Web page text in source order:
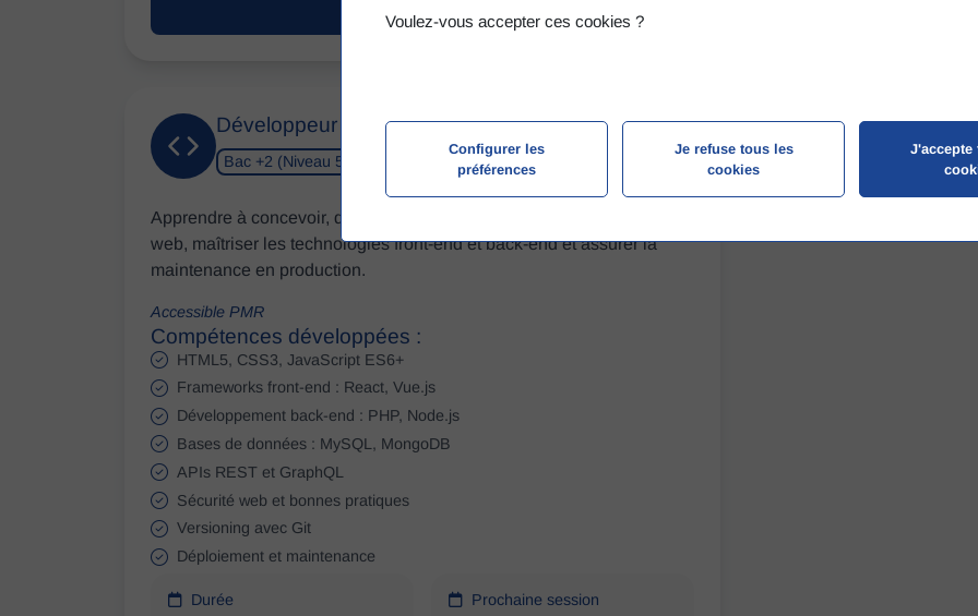
En savoir plus
Développeur Web et Web Mobile (DWWM)
Bac +2 (Niveau 5)
Apprendre à concevoir, développer, sécuriser des sites et applications
web, maîtriser les technologies front-end et back-end et assurer la
maintenance en production.
Accessible PMR
Compétences développées :
HTML5, CSS3, JavaScript ES6+
Frameworks front-end : React, Vue.js
Développement back-end : PHP, Node.js
Bases de données : MySQL, MongoDB
APIs REST et GraphQL
Sécurité web et bonnes pratiques
Versioning avec Git
Déploiement et maintenance
Durée
Prochaine session
Voulez-vous accepter ces cookies ?
Configurer les
préférences
Je refuse tous les
cookies
J'accepte